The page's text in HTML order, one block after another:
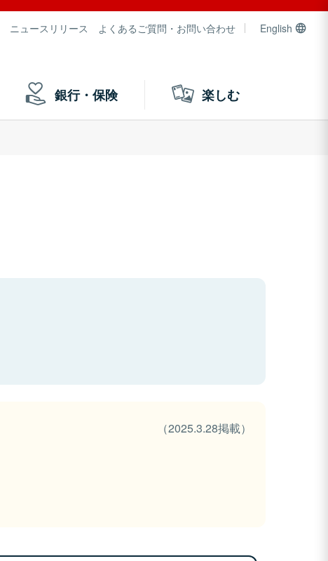
ニュースリリース よくあるご質問・お問い合わせ English
銀行・保険 楽しむ
（2025.3.28掲載）